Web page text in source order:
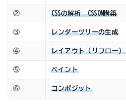
② CSSの解析 → CSSOM構築
③ レンダーツリーの生成
④ レイアウト（リフロー）
⑤ ペイント
⑥ コンポジット